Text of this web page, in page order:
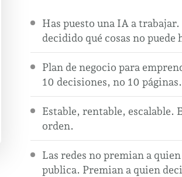
Has puesto una IA a trabajar.
decidido qué cosas no puede
Plan de negocio para
10 decisiones, no 10 páginas.
Estable, rentable, escalable.
orden.
Las redes no premian a quien
publica. Premian a quien